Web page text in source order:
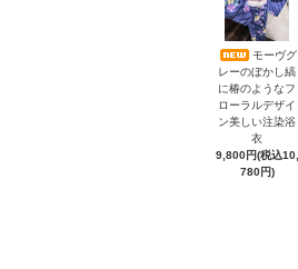
モーヴグ
レーのぼかし縞
に椿のようなフ
ローラルデザイ
ン美しい注染浴
衣
9,800円(税込10,
780円)